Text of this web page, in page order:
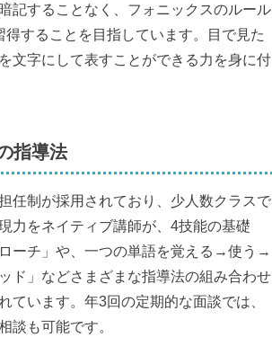
記することなく、フォニックスのルール
することを目指しています。目で見た
文字にして表すことができる力を身に付
指導法
任制が採用されており、少人数クラスで
力をネイティブ講師が、4技能の基礎
ーチ」や、一つの単語を覚える→使う→
ド」などさまざまな指導法の組み合わせ
います。年3回の定期的な面談では、
談も可能です。